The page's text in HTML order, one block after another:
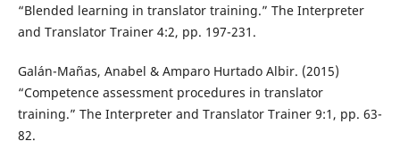
“Blended learning in translator training.” The Interpreter
and Translator Trainer 4:2, pp. 197-231.
Galán-Mañas, Anabel & Amparo Hurtado Albir. (2015)
“Competence assessment procedures in translator
training.” The Interpreter and Translator Trainer 9:1, pp. 63-
82.